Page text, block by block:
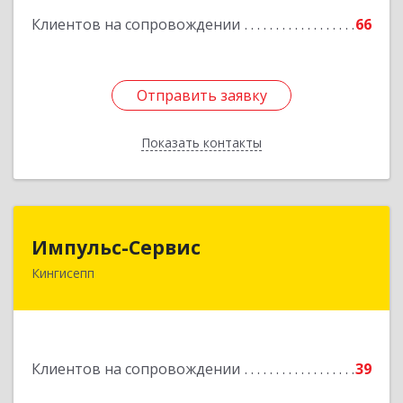
Клиентов на сопровождении 66
Отправить заявку
Показать контакты
Отправить заявку
Назад
Импульс-Сервис
Кингисепп
Клиентов на сопровождении 39
188480, Ленинградская обл, Кингисеппский р-н,